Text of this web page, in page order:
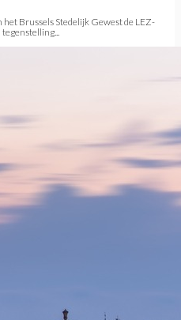
Brussels Stedelijk Gewest de LEZ-